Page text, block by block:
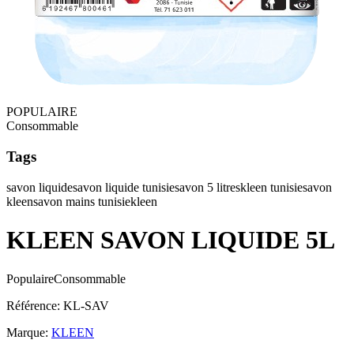
POPULAIRE
Consommable
Tags
savon liquidesavon liquide tunisiesavon 5 litreskleen tunisiesavon
kleensavon mains tunisiekleen
KLEEN SAVON LIQUIDE 5L
PopulaireConsommable
Référence: KL-SAV
Marque: KLEEN